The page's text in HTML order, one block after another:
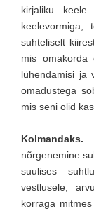
kirjaliku
keelevormiga,
suhteliselt
mis omakorda
lühendamisi ja
omadustega
mis seni olid
Kolmandaks.
nõrgenemine
suulises
vestlusele,
korraga